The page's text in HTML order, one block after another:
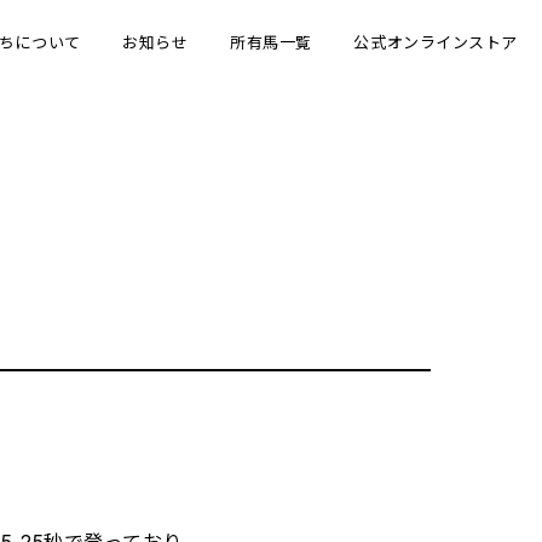
について お知らせ 所有馬一覧 公式オンラインストア